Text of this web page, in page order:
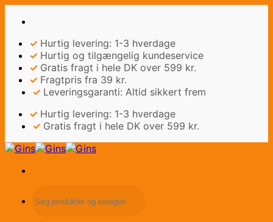
✓ Hurtig levering: 1-3 hverdage
✓ Hurtig og tilgængelig kundeservice
✓ Gratis fragt i hele DK over 599 kr.
✓ Fragtpris fra 39 kr.
✓ Leveringsgaranti: Altid sikkert frem
✓ Hurtig levering: 1-3 hverdage
✓ Gratis fragt i hele DK over 599 kr.
efter: